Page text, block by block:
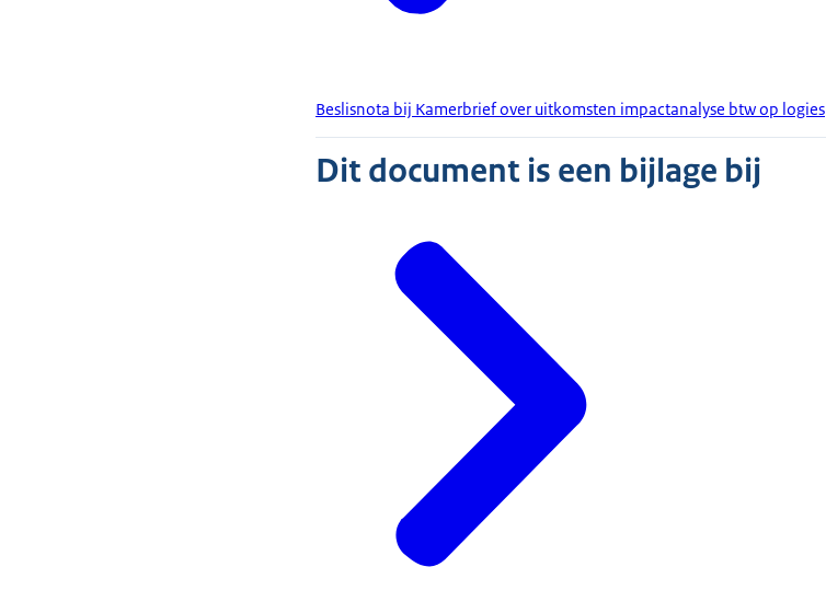
Beslisnota bij Kamerbrief over uitkomsten impactanalyse btw op logies
Dit document is een bijlage bij